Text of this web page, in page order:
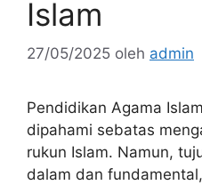
Islam
27/05/2025 oleh admin
Pendidikan Agama
dipahami sebatas
rukun Islam. Namun,
dalam dan